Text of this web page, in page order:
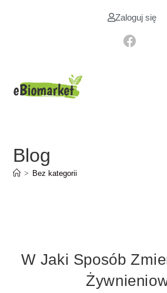
Zaloguj się
Blog
> Bez kategorii
W Jaki Sposób